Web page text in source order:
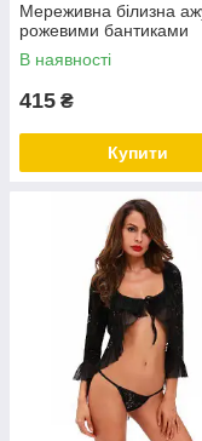
Мереживна білизна
рожевими бантиками
В наявності
415 ₴
Купити